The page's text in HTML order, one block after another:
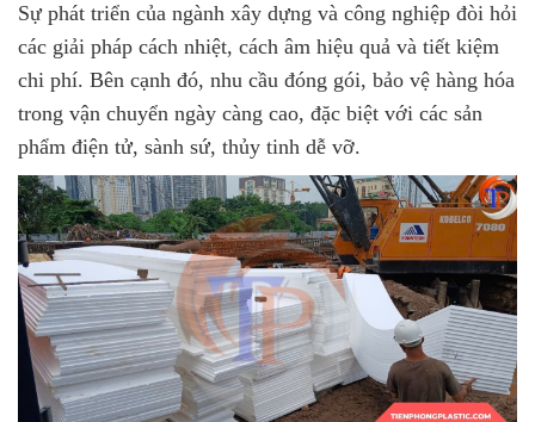
Sự phát triển của ngành xây dựng và công nghiệp đòi hỏi
các giải pháp cách nhiệt, cách âm hiệu quả và tiết kiệm
chi phí. Bên cạnh đó, nhu cầu đóng gói, bảo vệ hàng hóa
trong vận chuyển ngày càng cao, đặc biệt với các sản
phẩm điện tử, sành sứ, thủy tinh dễ vỡ.